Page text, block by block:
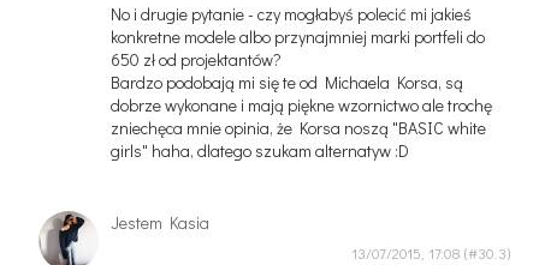
No i drugie pytanie - czy mogłabyś polecić mi jakieś
konkretne modele albo przynajmniej marki portfeli do
650 zł od projektantów?
Bardzo podobają mi się te od Michaela Korsa, są
dobrze wykonane i mają piękne wzornictwo ale trochę
zniechęca mnie opinia, że Korsa noszą "BASIC white
girls" haha, dlatego szukam alternatyw :D
Jestem Kasia
13/07/2015, 17:08